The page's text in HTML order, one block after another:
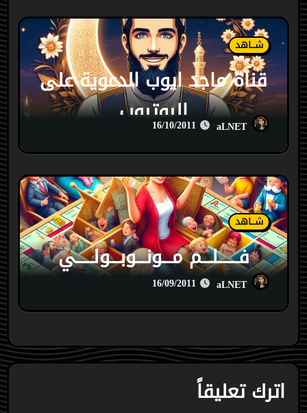
شـــاهد
قناة ماجد ايوب الدعوية على
اليوتيوب
aLNET
16/10/2011
شـــاهد
فــــــلـــم مـــونـــوبـــولـــــي
aLNET
16/09/2011
اترك تعليقاً